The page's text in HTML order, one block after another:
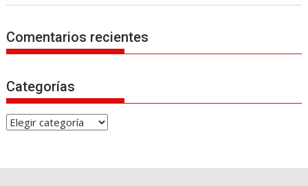
Comentarios recientes
Categorías
C
e